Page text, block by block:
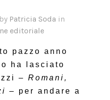
by Patricia Soda in
editoriale
pazzo anno
ha lasciato
– Romani,
– per andare a